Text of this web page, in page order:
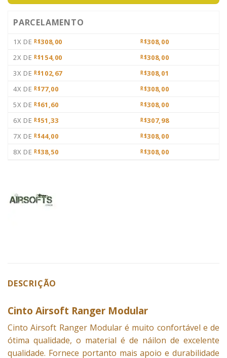
PARCELAMENTO
1X DE R$308,00 R$308,00
2X DE R$154,00 R$308,00
3X DE R$102,67 R$308,01
4X DE R$77,00 R$308,00
5X DE R$61,60 R$308,00
6X DE R$51,33 R$307,98
7X DE R$44,00 R$308,00
8X DE R$38,50 R$308,00
DESCRIÇÃO
Cinto Airsoft Ranger Modular
Cinto Airsoft Ranger Modular é muito confortável e de
ótima qualidade, o material é de náilon de excelente
qualidade. Fornece portanto mais apoio e durabilidade